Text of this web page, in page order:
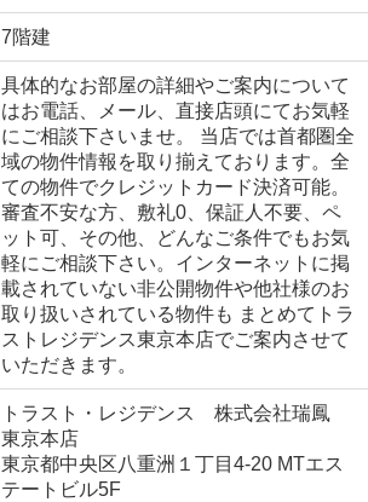
7階建
具体的なお部屋の詳細やご案内について
はお電話、メール、直接店頭にてお気軽
にご相談下さいませ。 当店では首都圏全
域の物件情報を取り揃えております。全
ての物件でクレジットカード決済可能。
審査不安な方、敷礼0、保証人不要、ペ
ット可、その他、どんなご条件でもお気
軽にご相談下さい。インターネットに掲
載されていない非公開物件や他社様のお
取り扱いされている物件も まとめてトラ
ストレジデンス東京本店でご案内させて
いただきます。
トラスト・レジデンス 株式会社瑞鳳
東京本店
東京都中央区八重洲１丁目4-20 MTエス
テートビル5F